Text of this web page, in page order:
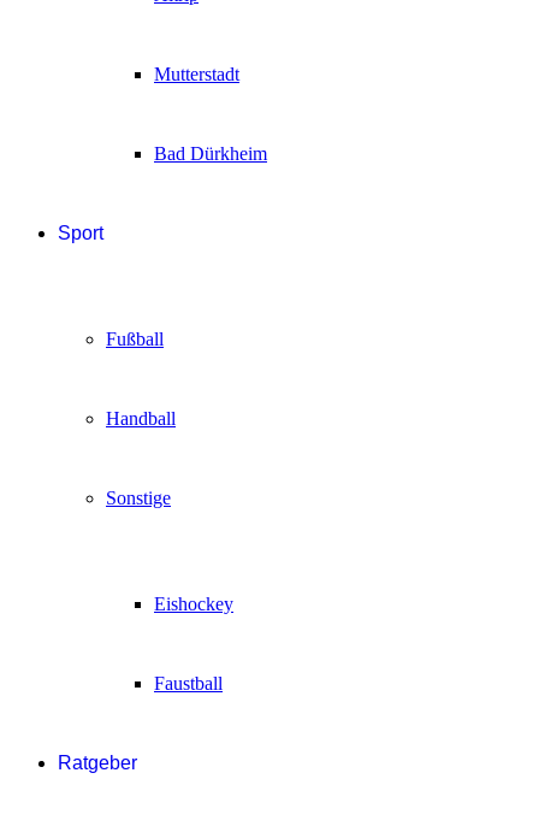
Mutterstadt
Bad Dürkheim
Sport
Fußball
Handball
Sonstige
Eishockey
Faustball
Ratgeber